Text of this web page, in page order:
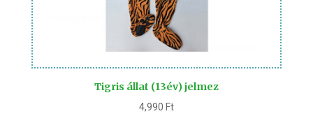
Tigris állat (13év) jelmez
4,990 Ft